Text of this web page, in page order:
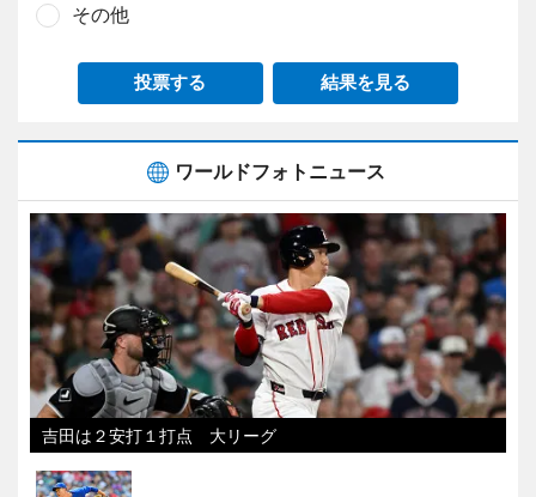
その他
投票する 結果を見る
ワールドフォトニュース
吉田は２安打１打点 大リーグ